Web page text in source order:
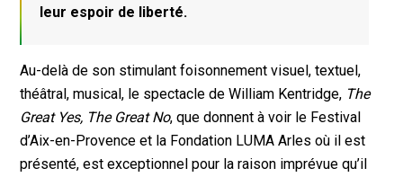
leur espoir de liberté.
Au-delà de son stimulant foisonnement visuel, textuel,
théâtral, musical, le spectacle de William Kentridge, The
Great Yes, The Great No, que donnent à voir le Festival
d’Aix-en-Provence et la Fondation LUMA Arles où il est
présenté, est exceptionnel pour la raison imprévue qu’il